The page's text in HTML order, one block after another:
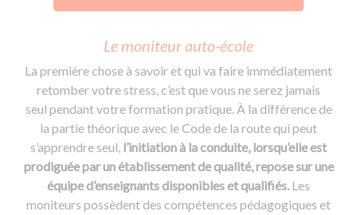
Le moniteur auto-école
La première chose à savoir et qui va faire immédiatement
retomber votre stress, c’est que vous ne serez jamais
seul pendant votre formation pratique. À la différence de
la partie théorique avec le Code de la route qui peut
s’apprendre seul, l’initiation à la conduite, lorsqu’elle est
prodiguée par un établissement de qualité, repose sur une
équipe d’enseignants disponibles et qualifiés.Les
moniteurs possèdent des compétences pédagogiques et